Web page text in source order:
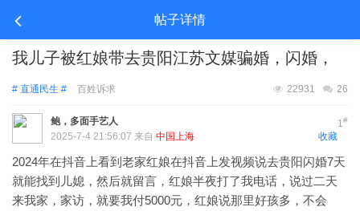
帖子详情
我儿子被红娘带去贵阳江苏文媒骗婚，闪婚，
# 直通民生 # 百姓诉求 26
22931
1#
鲍，多面手艺人
收藏
2025-7-4 21:56:07 来自 中国上海
2024年在抖音上看到老家红娘在抖音上发视频说去贵阳闪婚7天
就能找到儿媳，然后就留言，红娘半夜打了我电话，说过二天
来我家，家访，就要我付5000元，红娘说那里好孩多，不会